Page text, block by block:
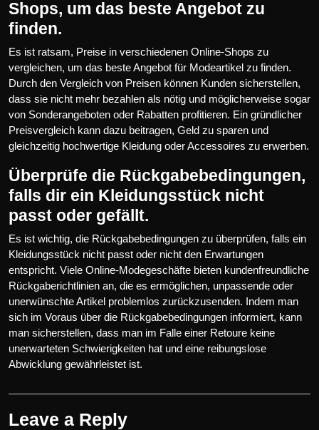
Shops, um das beste Angebot zu
finden.
Es ist ratsam, Preise in verschiedenen Online-Shops zu
vergleichen, um das beste Angebot für Modeartikel zu finden.
Durch den Vergleich von Preisen können Kunden sicherstellen,
dass sie nicht mehr bezahlen als nötig und möglicherweise sogar
von Sonderangeboten oder Rabatten profitieren. Ein gründlicher
Preisvergleich kann dazu beitragen, Geld zu sparen und
gleichzeitig hochwertige Kleidung oder Accessoires zu erwerben.
Überprüfe die Rückgabebedingungen,
falls dir ein Kleidungsstück nicht
passt oder gefällt.
Es ist wichtig, die Rückgabebedingungen zu überprüfen, falls ein
Kleidungsstück nicht passt oder nicht den Erwartungen
entspricht. Viele Online-Modegeschäfte bieten kundenfreundliche
Rückgaberichtlinien an, die es ermöglichen, unpassende oder
unerwünschte Artikel problemlos zurückzusenden. Indem man
sich im Voraus über die Rückgabebedingungen informiert, kann
man sicherstellen, dass man im Falle einer Retoure keine
unerwarteten Schwierigkeiten hat und eine reibungslose
Abwicklung gewährleistet ist.
Leave a Reply